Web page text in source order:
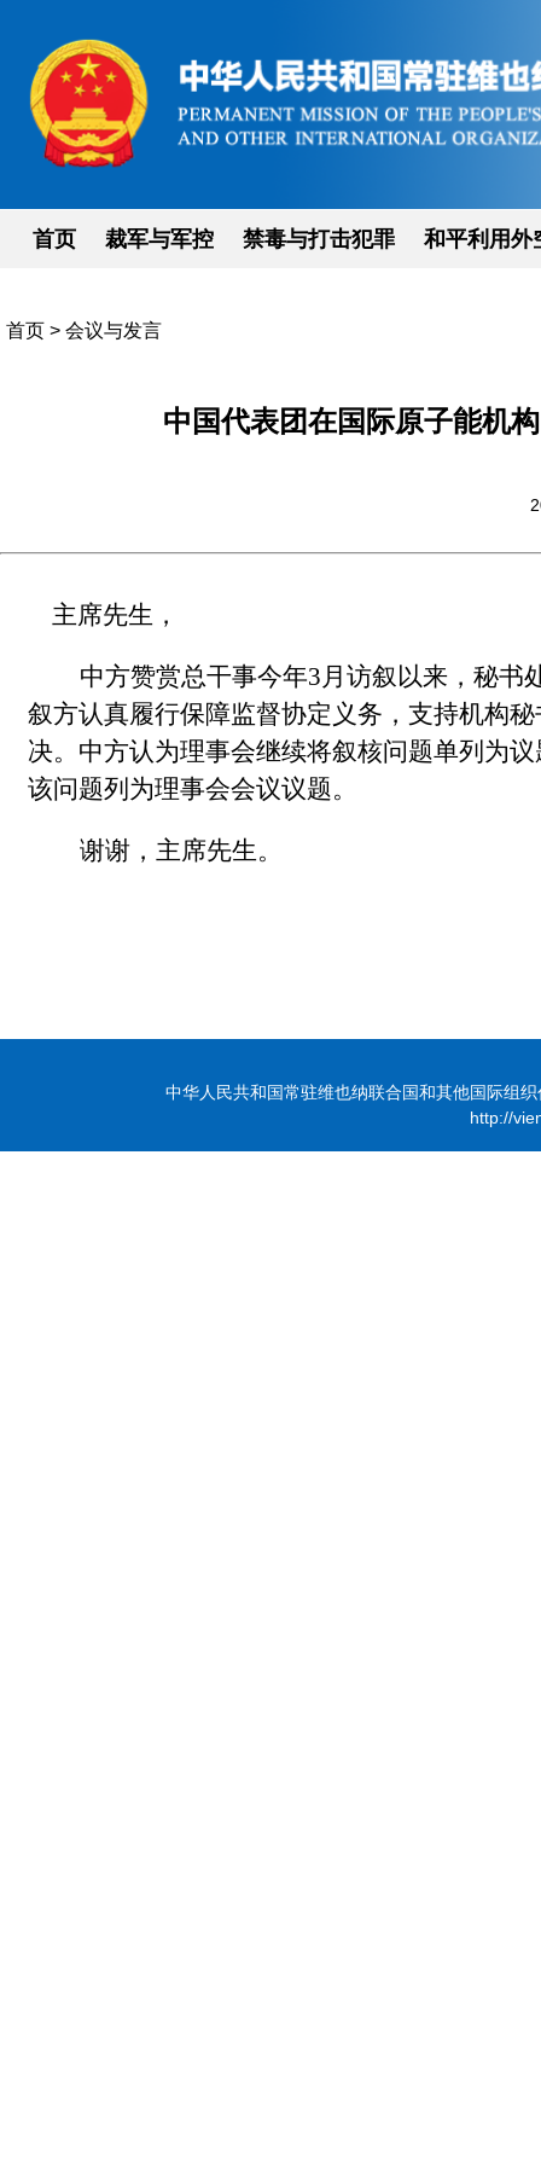
首页 裁军与军控 禁毒与打击犯罪 和平利用外
首页 > 会议与发言
中国代表团在国际原子能机
主席先生，
中方赞赏总干事今年3月访叙以来，秘书
叙方认真履行保障监督协定义务，支持机构
决。中方认为理事会继续将叙核问题单列为
该问题列为理事会会议议题。
谢谢，主席先生。
中华人民共和国常驻维也纳联合国和其他国际组
http://